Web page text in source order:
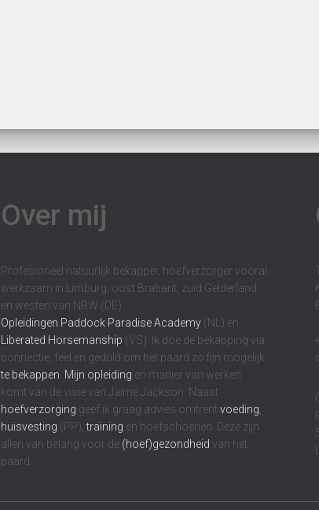
Over mij
Profesioneel natuurlijk bekapper, hoefverzorger vooral
werkzaam in Limburg, oost Brabant, zuid Gelderland
en westen van NRW (DE).
Opleidingen Paddock Paradise Academy (NL) en
Liberated Horsemanship (VS). Ik doe de bekapping via
connectie, feel en geduld om het paard zo fijn mogelijk
te bekappen Mijn opleiding en manier van werken
komt van de visie van Jaime Jackson. Naast
hoefverzorging geef ik graag advies omtrent voeding
huisvesting (PP),training en hoefschoenen. Deze zijn
allen van belang voor de (hoef)gezondheid van het
paard.